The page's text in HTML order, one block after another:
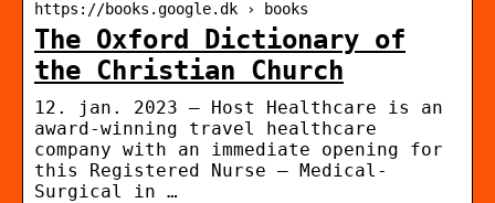
https://books.google.dk › books
The Oxford Dictionary of
the Christian Church
12. jan. 2023 — Host Healthcare is an
award-winning travel healthcare
company with an immediate opening for
this Registered Nurse – Medical-
Surgical in …